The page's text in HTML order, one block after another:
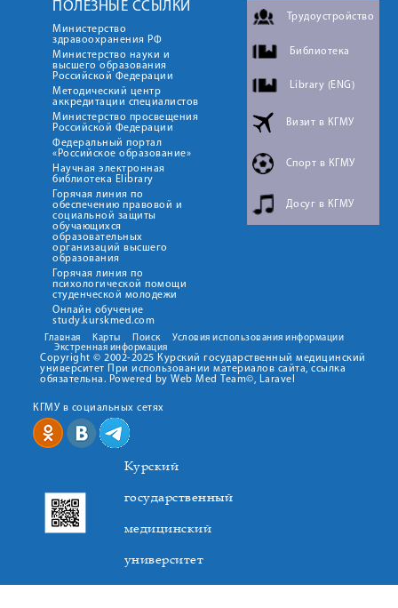
ПОЛЕЗНЫЕ ССЫЛКИ
Министерство
здравоохранения РФ
Министерство науки и
высшего образования
Российской Федерации
Методический центр
аккредитации специалистов
Министерство просвещения
Российской Федерации
Федеральный портал
«Российское образование»
Научная электронная
библиотека Elibrary
Горячая линия по
обеспечению правовой и
социальной защиты
обучающихся
образовательных
организаций высшего
образования
Горячая линия по
психологической помощи
студенческой молодежи
Онлайн обучение
study.kurskmed.com
Трудоустройство
Библиотека
Library (ENG)
Визит в КГМУ
Спорт в КГМУ
Досуг в КГМУ
Главная Карты Поиск
Условия использования информации
Экстренная информация
Copyright © 2002-2025 Курский государственный медицинский
университет При использовании материалов сайта, ссылка
обязательна. Powered by Web Med Team©, Laravel
КГМУ в социальных сетях
Курский
государственный
медицинский
университет